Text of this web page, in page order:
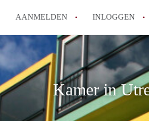
AANMELDEN INLOGGEN
Hoe
Kamer in